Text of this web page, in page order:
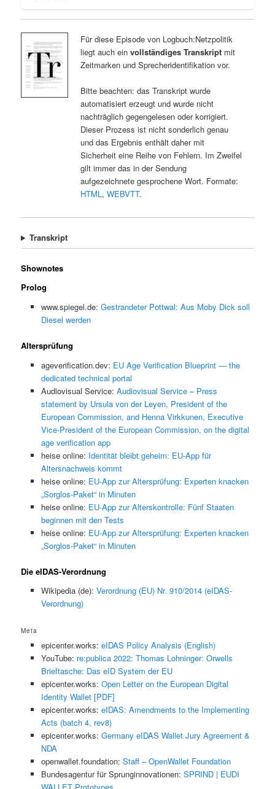
Für diese Episode von Logbuch:Netzpolitik
liegt auch ein vollständiges Transkriptmit
Zeitmarken und Sprecheridentifikation vor.
Bitte beachten: das Transkript wurde
automatisiert erzeugt und wurde nicht
nachträglich gegengelesen oder korrigiert.
Dieser Prozess ist nicht sonderlich genau
und das Ergebnis enthält daher mit
Sicherheit eine Reihe von Fehlern. Im Zweifel
gilt immer das in der Sendung
aufgezeichnete gesprochene Wort. Formate:
HTML, WEBVTT.
Transkript
Shownotes
Prolog
www.spiegel.de: Gestrandeter Pottwal: Aus Moby Dick soll
Diesel werden
Altersprüfung
ageverification.dev: EU Age Verification Blueprint — the
dedicated technical portal
Audiovisual Service: Audiovisual Service – Press
statement by Ursula von der Leyen, President of the
European Commission, and Henna Virkkunen, Executive
Vice-President of the European Commission, on the digital
age verification app
heise online: Identität bleibt geheim: EU-App für
Altersnachweis kommt
heise online: EU-App zur Altersprüfung: Experten knacken
„Sorglos-Paket“ in Minuten
heise online: EU-App zur Alterskontrolle: Fünf Staaten
beginnen mit den Tests
heise online: EU-App zur Altersprüfung: Experten knacken
„Sorglos-Paket“ in Minuten
Die eIDAS-Verordnung
Wikipedia (de): Verordnung (EU) Nr. 910/2014 (eIDAS-
Verordnung)
Meta
epicenter.works: eIDAS Policy Analysis (English)
YouTube: re:publica 2022: Thomas Lohninger: Orwells
Brieftasche: Das eID System der EU
epicenter.works: Open Letter on the European Digital
Identity Wallet [PDF]
epicenter.works: eIDAS: Amendments to the Implementing
Acts (batch 4, rev8)
epicenter.works: Germany eIDAS Wallet Jury Agreement &
NDA
openwallet.foundation: Staff – OpenWallet Foundation
Bundesagentur für Sprunginnovationen: SPRIND | EUDI